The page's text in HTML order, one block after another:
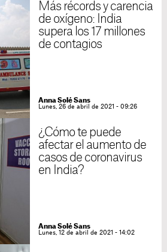
Más récords y carencia
de oxígeno: India
supera los 17 millones
de contagios
Anna Solé Sans
Lunes, 26 de abril de 2021 - 09:26
¿Cómo te puede
afectar el aumento de
casos de coronavirus
en India?
Anna Solé Sans
Lunes, 12 de abril de 2021 - 14:02